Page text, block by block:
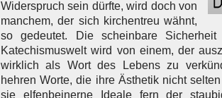
Widerspruch sein dürfte, wird doch von
manchem, der sich kirchentreu wähnt,
so gedeutet. Die scheinbare Sicherheit
Katechismuswelt wird von einem, der
wirklich als Wort des Lebens zu
hehren Worte, die ihre Ästhetik nicht
sie elfenbeinerne Ideale fern der